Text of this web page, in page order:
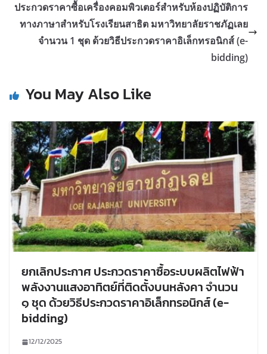
ประกวดราคาซื้อเครื่องคอมพิวเตอร์สำหรับห้องปฏิบัติการ
ทางภาษาสำหรับโรงเรียนสาธิต มหาวิทยาลัยราชภัฏเลย
จำนวน 1 ชุด ด้วยวิธีประกวดราคาอิเล็กทรอนิกส์ (e-
bidding)
You May Also Like
ยกเลิกประกาศ ประกวดราคาซื้อระบบผลิตไฟฟ้า
พลังงานแสงอาทิตย์ที่ติดตั้งบนหลังคา จำนวน
๑ ชุด ด้วยวิธีประกวดราคาอิเล็กทรอนิกส์ (e-
bidding)
12/12/2025